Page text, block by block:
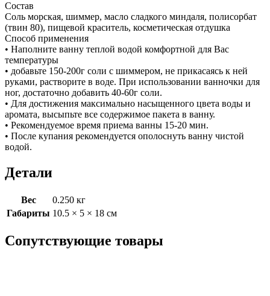
Состав
Соль морская, шиммер, масло сладкого миндаля, полисорбат
(твин 80), пищевой краситель, косметическая отдушка
Способ применения
• Наполните ванну теплой водой комфортной для Вас
температуры
• добавьте 150-200г соли с шиммером, не прикасаясь к ней
руками, растворите в воде. При использовании ванночки для
ног, достаточно добавить 40-60г соли.
• Для достижения максимально насыщенного цвета воды и
аромата, высыпьте все содержимое пакета в ванну.
• Рекомендуемое время приема ванны 15-20 мин.
• После купания рекомендуется ополоснуть ванну чистой
водой.
Детали
Вес
0.250 кг
Габариты 10.5 × 5 × 18 см
Сопутствующие товары